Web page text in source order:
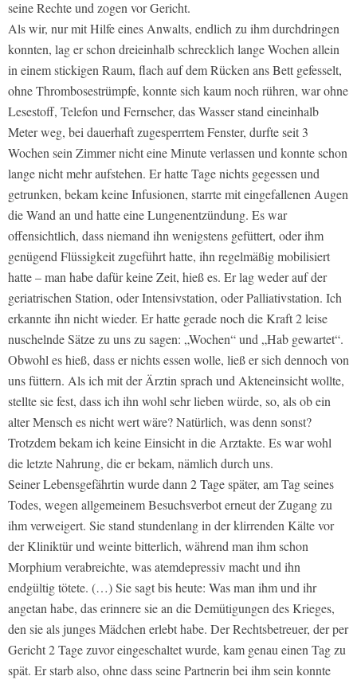
seine Rechte und zogen vor Gericht.
Als wir, nur mit Hilfe eines Anwalts, endlich zu ihm durchdringen
konnten, lag er schon dreieinhalb schrecklich lange Wochen allein
in einem stickigen Raum, flach auf dem Rücken ans Bett gefesselt,
ohne Thrombosestrümpfe, konnte sich kaum noch rühren, war ohne
Lesestoff, Telefon und Fernseher, das Wasser stand eineinhalb
Meter weg, bei dauerhaft zugesperrtem Fenster, durfte seit 3
Wochen sein Zimmer nicht eine Minute verlassen und konnte schon
lange nicht mehr aufstehen. Er hatte Tage nichts gegessen und
getrunken, bekam keine Infusionen, starrte mit eingefallenen Augen
die Wand an und hatte eine Lungenentzündung. Es war
offensichtlich, dass niemand ihn wenigstens gefüttert, oder ihm
genügend Flüssigkeit zugeführt hatte, ihn regelmäßig mobilisiert
hatte – man habe dafür keine Zeit, hieß es. Er lag weder auf der
geriatrischen Station, oder Intensivstation, oder Palliativstation. Ich
erkannte ihn nicht wieder. Er hatte gerade noch die Kraft 2 leise
nuschelnde Sätze zu uns zu sagen: „Wochen“ und „Hab gewartet“.
Obwohl es hieß, dass er nichts essen wolle, ließ er sich dennoch von
uns füttern. Als ich mit der Ärztin sprach und Akteneinsicht wollte,
stellte sie fest, dass ich ihn wohl sehr lieben würde, so, als ob ein
alter Mensch es nicht wert wäre? Natürlich, was denn sonst?
Trotzdem bekam ich keine Einsicht in die Arztakte. Es war wohl
die letzte Nahrung, die er bekam, nämlich durch uns.
Seiner Lebensgefährtin wurde dann 2 Tage später, am Tag seines
Todes, wegen allgemeinem Besuchsverbot erneut der Zugang zu
ihm verweigert. Sie stand stundenlang in der klirrenden Kälte vor
der Kliniktür und weinte bitterlich, während man ihm schon
Morphium verabreichte, was atemdepressiv macht und ihn
endgültig tötete. (…) Sie sagt bis heute: Was man ihm und ihr
angetan habe, das erinnere sie an die Demütigungen des Krieges,
den sie als junges Mädchen erlebt habe. Der Rechtsbetreuer, der per
Gericht 2 Tage zuvor eingeschaltet wurde, kam genau einen Tag zu
spät. Er starb also, ohne dass seine Partnerin bei ihm sein konnte